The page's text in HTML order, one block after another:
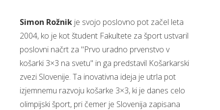
Simon Rožnik je svojo poslovno pot začel leta
2004, ko je kot študent Fakultete za šport ustvaril
poslovni načrt za "Prvo uradno prvenstvo v
košarki 3×3 na svetu" in ga predstavil Košarkarski
zvezi Slovenije. Ta inovativna ideja je utrla pot
izjemnemu razvoju košarke 3×3, ki je danes celo
olimpijski šport, pri čemer je Slovenija zapisana